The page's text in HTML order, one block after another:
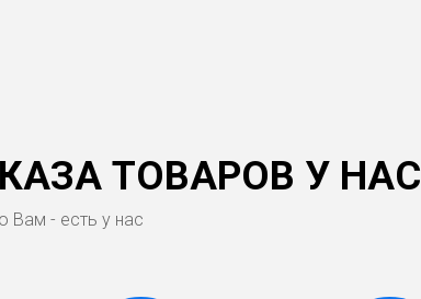
ТОВАРОВ У НАС
Вам - есть у нас